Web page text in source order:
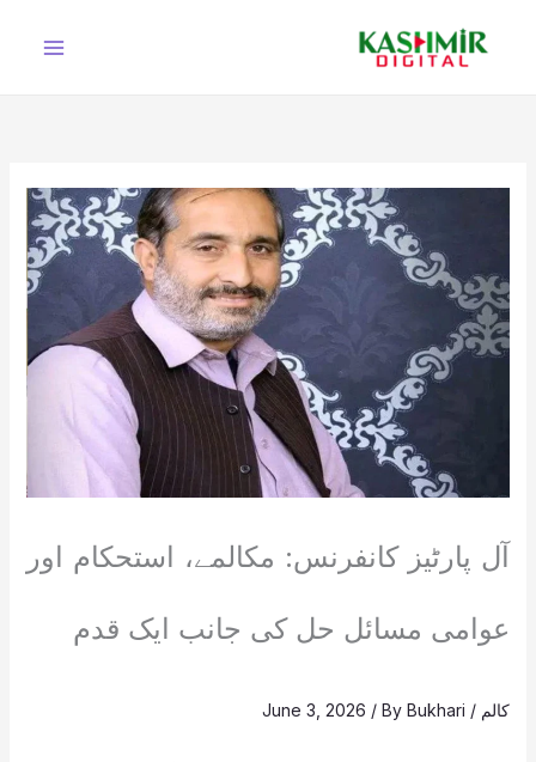
آل پارٹیز کانفرنس: مکالمے، استحکام اور
عوامی مسائل حل کی جانب ایک قدم
کالم /
June 3, 2026 / ByBukhari